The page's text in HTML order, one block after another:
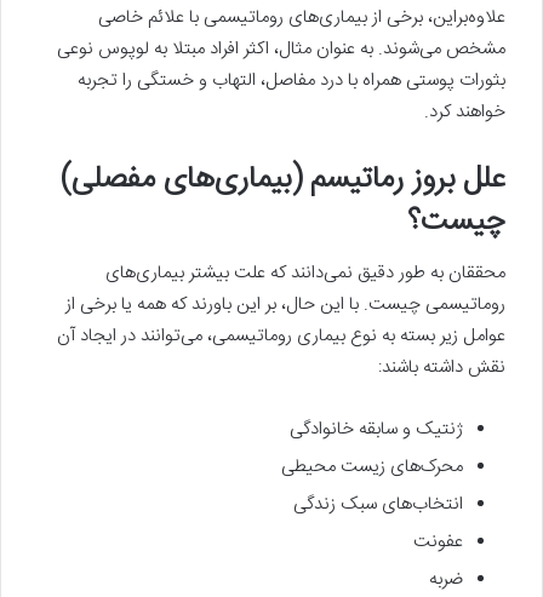
علاوه‌براین، برخی از بیماری‌های روماتیسمی با علائم خاصی
مشخص می‌شوند. به‌ عنوان مثال، اکثر افراد مبتلا به لوپوس نوعی
بثورات پوستی همراه با درد مفاصل، التهاب و خستگی را تجربه
خواهند کرد.
علل بروز رماتیسم (بیماری‌های مفصلی)
چیست؟
محققان به‌ طور دقیق نمی‌دانند که علت بیشتر بیماری‌های
روماتیسمی چیست. با این حال، بر این باورند که همه یا برخی از
عوامل زیر بسته به نوع بیماری روماتیسمی، می‌توانند در ایجاد آن
نقش داشته باشند:
ژنتیک و سابقه خانوادگی
محرک‌های زیست محیطی
انتخاب‌های سبک زندگی
عفونت
ضربه